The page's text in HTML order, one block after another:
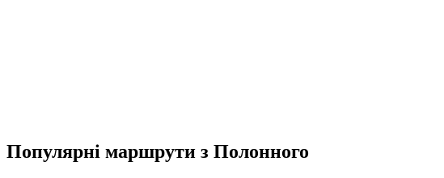
Популярні маршрути з Полонного